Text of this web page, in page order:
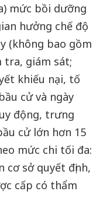
mức bồi dưỡng
hưởng chế độ
(không bao gồm
tra, giám sát;
khiếu nại, tố
cử và ngày
động, trưng
cử lớn hơn 15
mức chi tối đa:
cơ sở quyết định,
cấp có thẩm